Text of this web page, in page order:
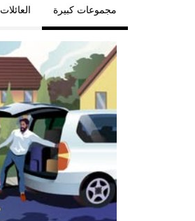
مجموعات كبيرة العائلات